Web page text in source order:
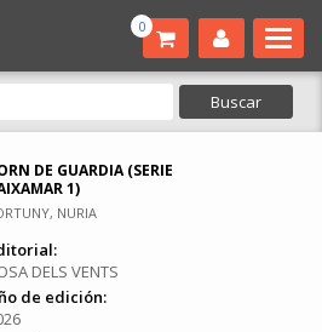
0
DE GUARDIA (SERIE
1)
NURIA
DELS VENTS
de edición: